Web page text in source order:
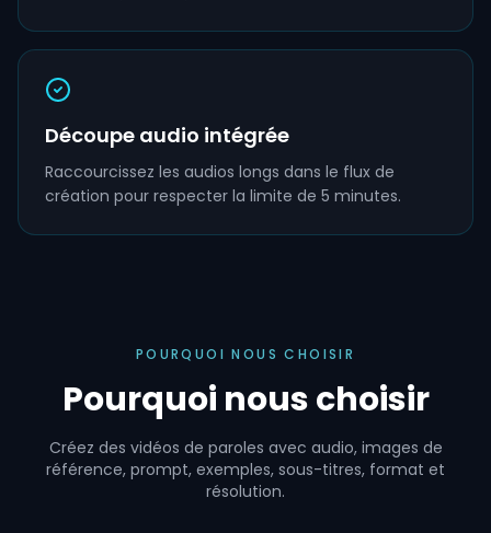
Découpe audio intégrée
Raccourcissez les audios longs dans le flux de
création pour respecter la limite de 5 minutes.
POURQUOI NOUS CHOISIR
Pourquoi nous choisir
Créez des vidéos de paroles avec audio, images de
référence, prompt, exemples, sous-titres, format et
résolution.